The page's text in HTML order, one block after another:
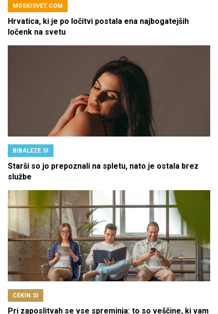
MOSKISVET.COM
Hrvatica, ki je po ločitvi postala ena najbogatejših
ločenk na svetu
BIBALEZE.SI
Starši so jo prepoznali na spletu, nato je ostala brez
službe
CEKIN.SI
Pri zaposlitvah se vse spreminja: to so veščine, ki vam